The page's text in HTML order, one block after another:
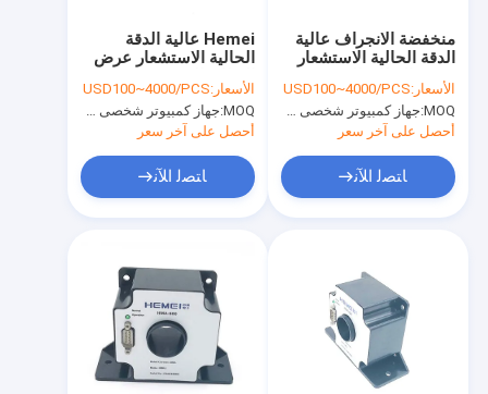
Hemei عالية الدقة
الحالية الاستشعار عرض
الإلكترونية
الأسعار:USD100~4000/PCS
MOQ: جهاز كمبيوتر شخصى 1000
أحصل على آخر سعر
ﺎﺘﺼﻟ ﺍﻶﻧ
منخفضة الانجراف عالية
الدقة الحالية الاستشعار
موتور النطاق العريض
الكهرومغناطيسي
الأسعار:USD100~4000/PCS
MOQ: جهاز كمبيوتر شخصى 1000
أحصل على آخر سعر
ﺎﺘﺼﻟ ﺍﻶﻧ